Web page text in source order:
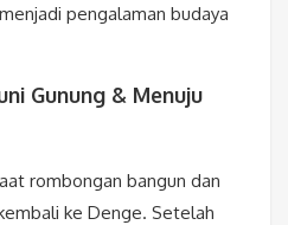
pengalaman budaya
Gunung & Menuju
rombongan bangun dan
ke Denge. Setelah